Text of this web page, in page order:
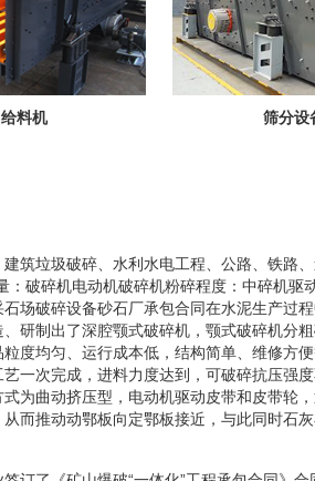
给料机 筛分设
筑垃圾破碎、水利水电工程、公路、铁路
破碎机电动机破碎机粉碎程度：中碎机驱
场破碎设备砂石厂承包合同在水泥生产过
研制出了深腔颚式破碎机，颚式破碎机分
度均匀、运行成本低，结构简单、维修方
一次完成，进料力度达到，可破碎抗压强
为曲动挤压型，电动机驱动皮带和皮带轮
而推动动鄂板向定鄂板接近，与此同时石灰